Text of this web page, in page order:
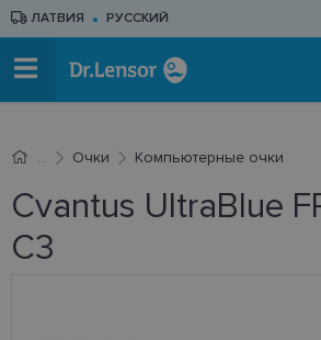
ЛАТВИЯ РУССКИЙ
Очки Компьютерные очки
Cvantus UltraBlue
C3